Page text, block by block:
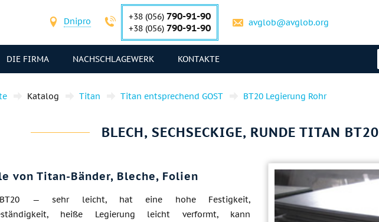
Dnipro +38 (056) 790-91-90
+38 (056) 790-91-90 avglob@avglob.org
DIE FIRMA NACHSCHLAGEWERK KONTAKTE
Katalog Titan Titan entsprechend GOST ВТ20 Legierung Rohr
BLECH, SECHSECKIGE, RUNDE TITAN ВТ20
von Titan-Bänder, Bleche, Folien
ВТ20 — sehr leicht, hat eine hohe Festigkeit,
heiße Legierung leicht verformt, kann